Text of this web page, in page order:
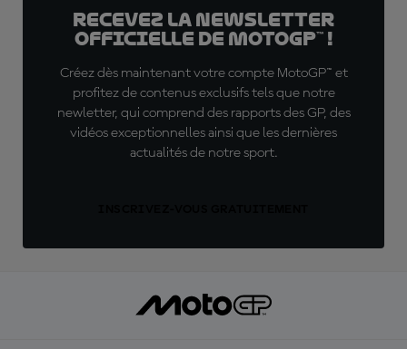
Recevez la Newsletter
officielle de MotoGP™ !
Créez dès maintenant votre compte MotoGP™ et
profitez de contenus exclusifs tels que notre
newletter, qui comprend des rapports des GP, des
vidéos exceptionnelles ainsi que les dernières
actualités de notre sport.